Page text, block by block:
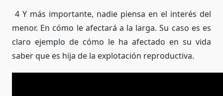
4 Y más importante, nadie piensa en el interés del
menor. En cómo le afectará a la larga. Su caso es es
claro ejemplo de cómo le ha afectado en su vida
saber que es hija de la explotación reproductiva.